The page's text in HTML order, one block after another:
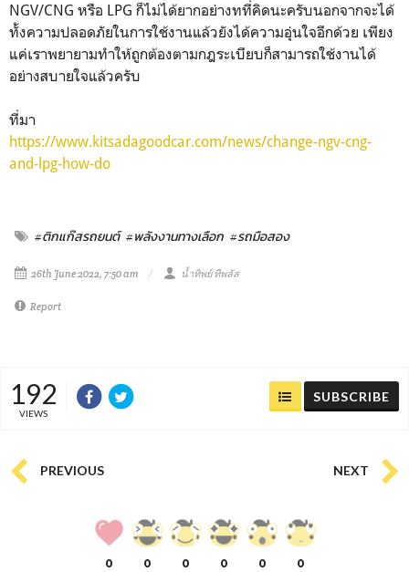
NGV/CNG หรือ LPG ก็ไม่ได้ยากอย่างทที่คิดนะครับนอกจากจะได้
ทั้งความปลอดภัยในการใช้งานแล้วยังได้ความอุ่นใจอีกด้วย เพียง
แค่เราพยายามทำให้ถูกต้องตามกฎระเบียบก็สามารถใช้งานได้
อย่างสบายใจแล้วครับ
ที่มา
https://www.kitsadagoodcar.com/news/change-ngv-cng-
and-lpg-how-do
#ติกแก๊สรถยนต์ #พลังงานทางเลือก #รถมือสอง
26th June 2022, 7:50 am น้ำทิพย์ ทีพลัส
Report
192
VIEWS
SUBSCRIBE
PREVIOUS NEXT
0 0 0 0 0 0